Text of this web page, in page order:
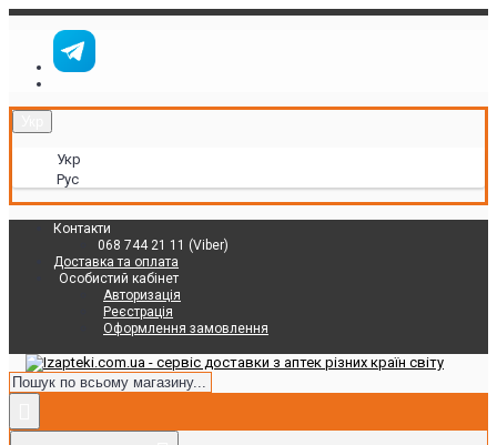
Укр
Рус
Контакти
068 744 21 11 (Viber)
Доставка та оплата
Особистий кабінет
Авторизація
Реєстрація
Оформлення замовлення